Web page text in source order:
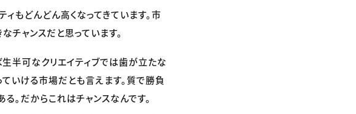
もどんどん高くなってきています。市
チャンスだと思っています。
半可なクリエイティブでは歯が立たな
いける市場だとも言えます。質で勝負
。だからこれはチャンスなんです。